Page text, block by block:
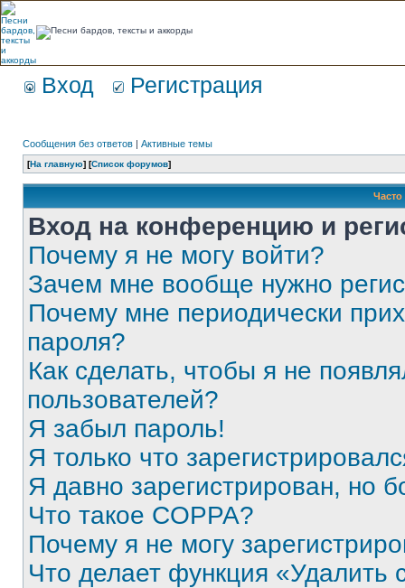
Вход Регистрация
Сообщения без ответов | Активные темы
[На главную] [Список форумов]
Вход на конференцию и
Почему я не могу войти?
Зачем мне вообще нужно
Почему мне периодически
пароля?
Как сделать, чтобы я не
пользователей?
Я забыл пароль!
Я только что
Я давно зарегистрирован, но
Что такое COPPA?
Почему я не могу
Что делает функция «Удалить